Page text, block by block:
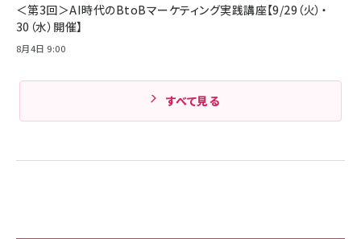
＜第3回＞AI時代のBtoBマーケティング実践講座【9/29（火）・
30（水）開催】
8月4日 9:00
すべて見る